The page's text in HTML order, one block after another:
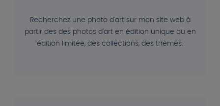
Recherchez une photo d'art sur mon site web à
partir des des photos d'art en édition unique ou en
édition limitée, des collections, des thèmes.